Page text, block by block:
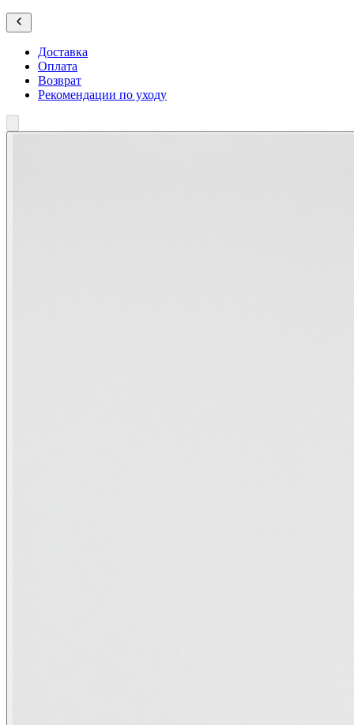
Доставка
Оплата
Возврат
Рекомендации по уходу